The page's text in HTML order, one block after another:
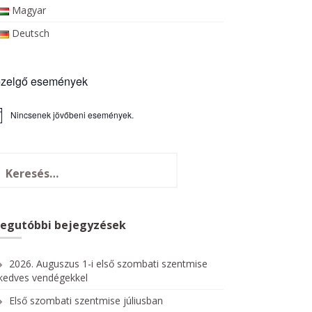
Magyar
Deutsch
események
Nincsenek jövőbeni események.
bejegyzések
2026. Auguszus 1-i első szombati szentmise
vendégekkel
Első szombati szentmise júliusban